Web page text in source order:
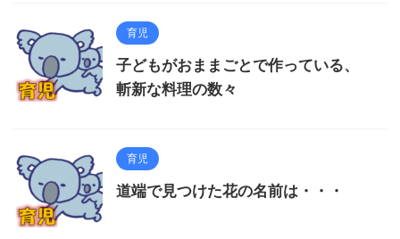
育児
子どもがおままごとで作っている、
斬新な料理の数々
育児
道端で見つけた花の名前は・・・